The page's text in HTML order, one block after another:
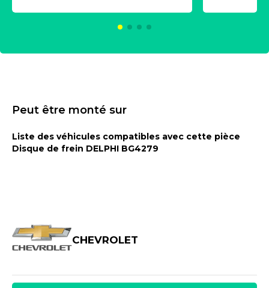
Peut être monté sur
Liste des véhicules compatibles avec cette pièce
Disque de frein DELPHI BG4279
CHEVROLET